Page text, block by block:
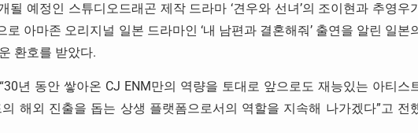
예정인 스튜디오드래곤 제작 드라마 ‘견우와 선녀’의 조이현과 추영우
아마존 오리지널 일본 드라마인 ‘내 남편과 결혼해줘’ 출연을 알린 일본
환호를 받았다.
년 동안 쌓아온 CJ ENM만의 역량을 토대로 앞으로도 재능있는 아티스
해외 진출을 돕는 상생 플랫폼으로서의 역할을 지속해 나가겠다”고 전